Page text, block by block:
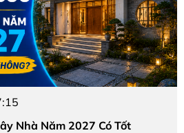
Nhà Năm 2027 Có Tốt